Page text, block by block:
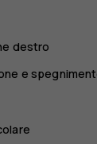
destro
e